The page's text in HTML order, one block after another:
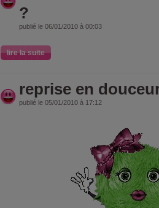
?
publié le 06/01/2010 à 00:03
lire la suite
reprise en
publié le 05/01/2010 à 17:12